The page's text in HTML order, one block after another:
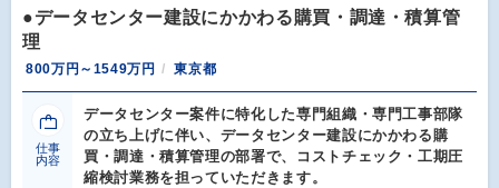
●データセンター建設にかかわる購買・調達・積算管
理
800万円～1549万円 東京都
仕事
内容
データセンター案件に特化した専門組織・専門工事部隊
の立ち上げに伴い、データセンター建設にかかわる購
買・調達・積算管理の部署で、コストチェック・工期圧
縮検討業務を担っていただきます。